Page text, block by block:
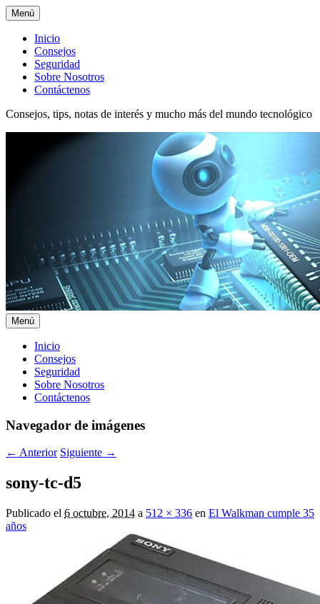
Menú
Menú
superior
Inicio
Consejos
Seguridad
Sobre Nosotros
Contáctenos
Consejos, tips, notas de interés y mucho más del mundo tecnológico
Menú
Menú
principal
Inicio
Consejos
Seguridad
Sobre Nosotros
Contáctenos
Navegador de imágenes
← Anterior Siguiente →
sony-tc-d5
Publicado el 6 octubre, 2014 a 512 × 336 en El Walkman cumple 35
años